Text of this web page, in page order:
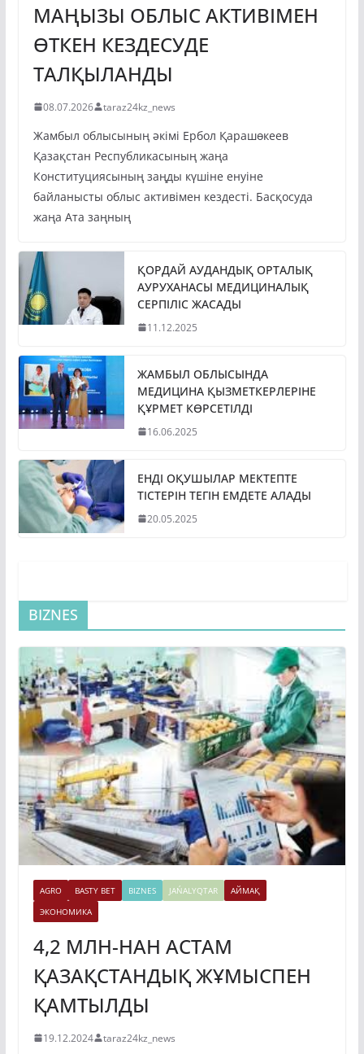
МАҢЫЗЫ ОБЛЫС АКТИВІМЕН
ӨТКЕН КЕЗДЕСУДЕ
ТАЛҚЫЛАНДЫ
08.07.2026 taraz24kz_news
Жамбыл облысының әкімі Ербол Қарашөкеев
Қазақстан Республикасының жаңа
Конституциясының заңды күшіне енуіне
байланысты облыс активімен кездесті. Басқосуда
жаңа Ата заңның
ҚОРДАЙ АУДАНДЫҚ ОРТАЛЫҚ
АУРУХАНАСЫ МЕДИЦИНАЛЫҚ
СЕРПІЛІС ЖАСАДЫ
11.12.2025
ЖАМБЫЛ ОБЛЫСЫНДА
МЕДИЦИНА ҚЫЗМЕТКЕРЛЕРІНЕ
ҚҰРМЕТ КӨРСЕТІЛДІ
16.06.2025
ЕНДІ ОҚУШЫЛАР МЕКТЕПТЕ
ТІСТЕРІН ТЕГІН ЕМДЕТЕ АЛАДЫ
20.05.2025
BIZNES
AGRO BASTY BET BIZNES JAŃALYQTAR
АЙМАҚ
ЭКОНОМИКА
4,2 МЛН-НАН АСТАМ
ҚАЗАҚСТАНДЫҚ ЖҰМЫСПЕН
ҚАМТЫЛДЫ
19.12.2024 taraz24kz_news